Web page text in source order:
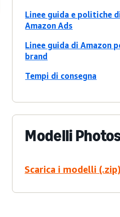
Linee guida e politiche
Amazon Ads
Linee guida di Amazon
brand
Tempi di consegna
Modelli
Scarica i modelli (.zip)